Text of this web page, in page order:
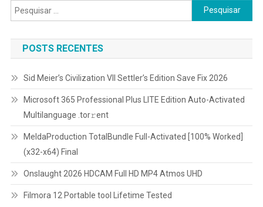
Pesquisar
por:
POSTS RECENTES
Sid Meier’s Civilization VII Settler’s Edition Save Fix 2026
Microsoft 365 Professional Plus LITE Edition Auto-Activated
Multilanguage .tоr𝚛еnt
MeldaProduction TotalBundle Full-Activated [100% Worked]
(x32-x64) Final
Onslaught 2026 HDCAM Full HD MP4 Atmos UHD
Filmora 12 Portable tool Lifetime Tested